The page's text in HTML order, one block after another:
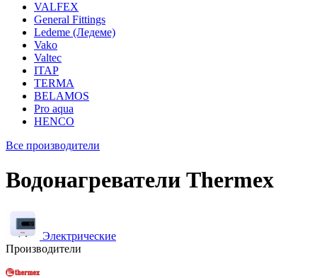
VALFEX
General Fittings
Ledeme (Ледеме)
Vako
Valtec
ITAP
TERMA
BELAMOS
Pro aqua
HENCO
Все производители
Водонагреватели Thermex
Электрические
Производители